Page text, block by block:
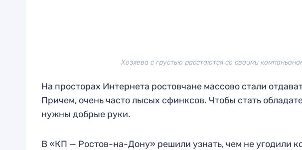
Хозяева с грустью расстаются со своими
На просторах Интернета ростовчане массово стали
Причем, очень часто лысых сфинксов. Чтобы стать
нужны добрые руки.
В «КП — Ростов-на-Дону» решили узнать, чем не угодили